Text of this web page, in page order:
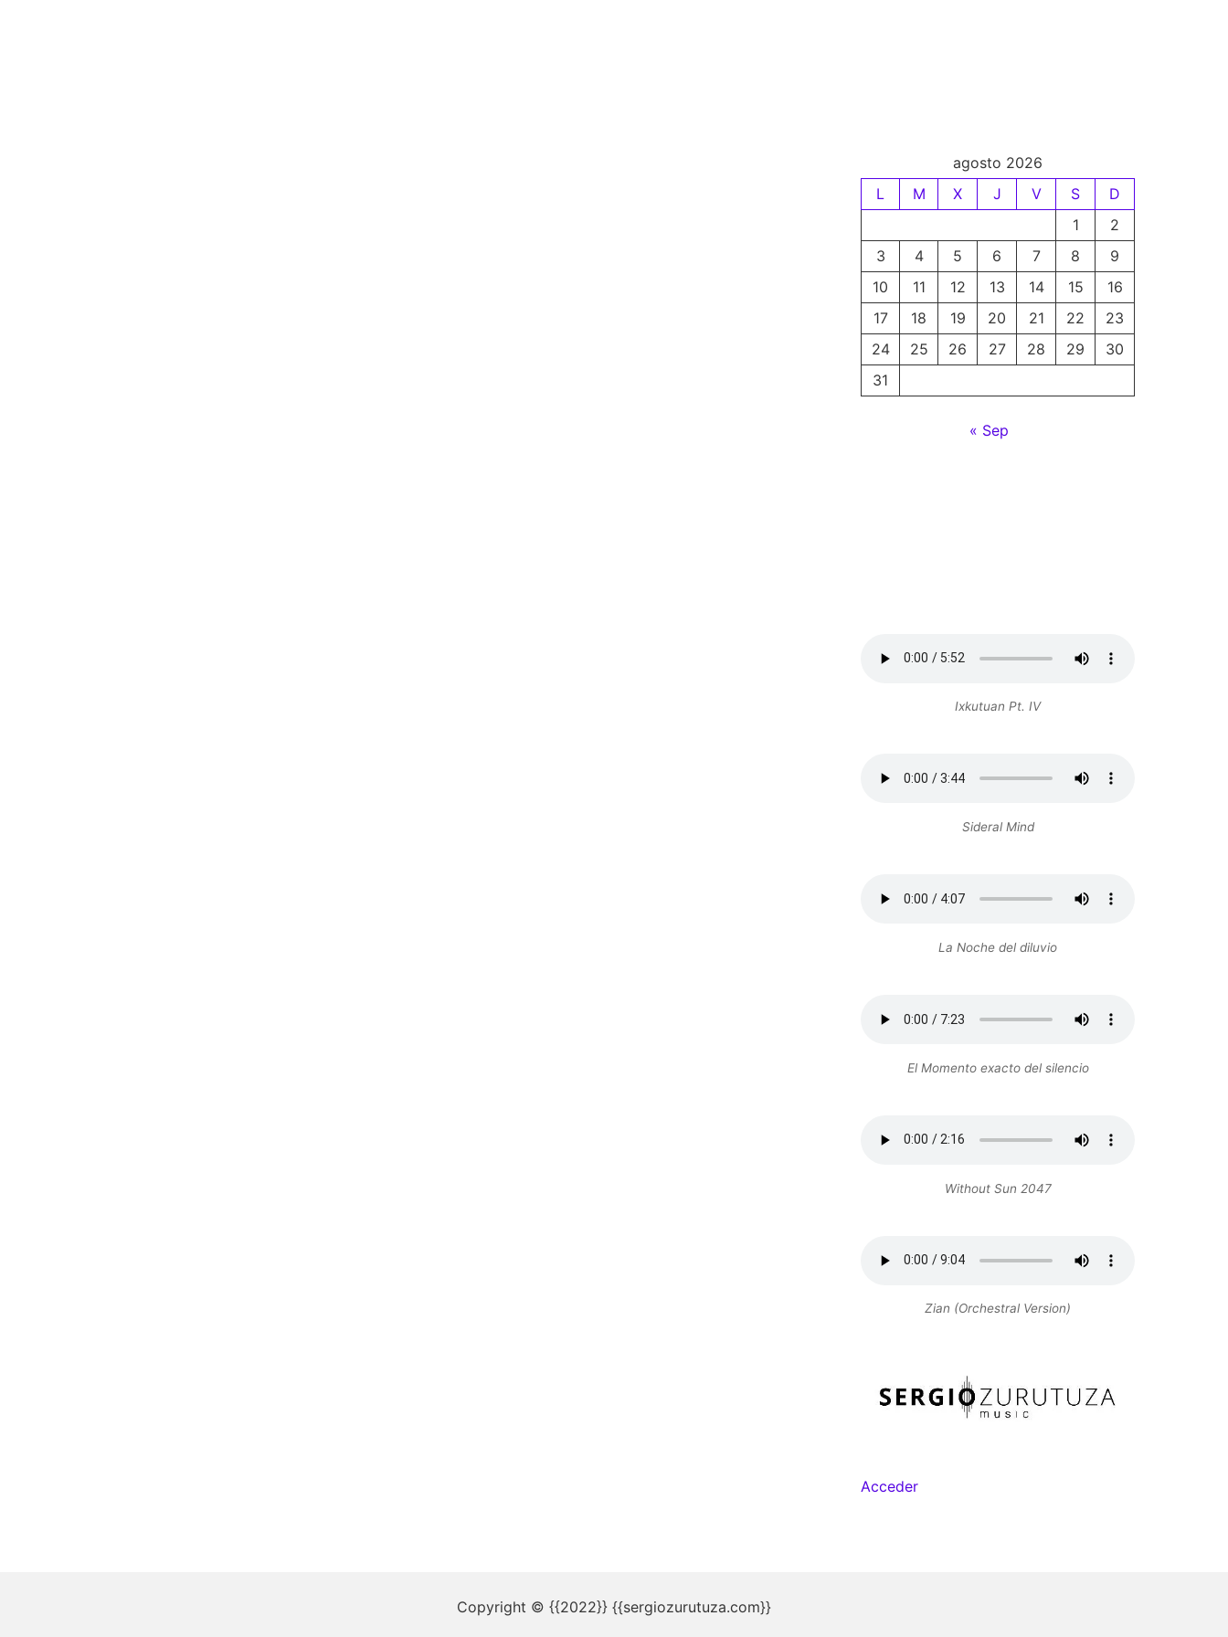
agosto 2026
L
M X J V S
D
1
2
3
4 5 6 7 8
9
10
11 12 13 14 15
16
17
18 19 20 21 22
23
24
25 26 27 28 29
30
31
« Sep
Ixkutuan Pt. IV
Sideral Mind
La Noche del diluvio
El Momento exacto del silencio
Without Sun 2047
Zian (Orchestral Version)
Acceder
Copyright © {{2022}} {{sergiozurutuza.com}}